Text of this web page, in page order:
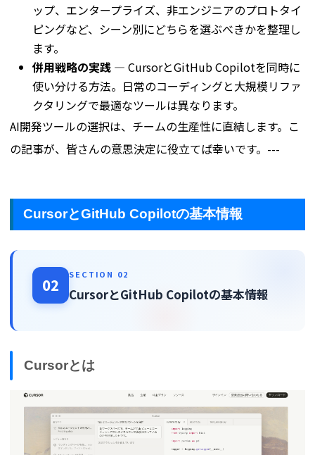
ップ、エンタープライズ、非エンジニアのプロトタイ
ピングなど、シーン別にどちらを選ぶべきかを整理し
ます。
併用戦略の実践 — CursorとGitHub Copilotを同時に
使い分ける方法。日常のコーディングと大規模リファ
クタリングで最適なツールは異なります。
AI開発ツールの選択は、チームの生産性に直結します。こ
の記事が、皆さんの意思決定に役立てば幸いです。---
CursorとGitHub Copilotの基本情報
02
SECTION 02
CursorとGitHub Copilotの基本情報
Cursorとは